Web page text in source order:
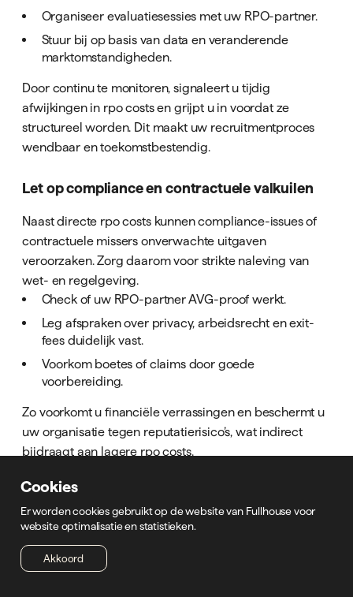
Cookies
Er worden cookies gebruikt op de website van Fullhouse voor
website optimalisatie en statistieken.
Akkoord
Organiseer evaluatiesessies met uw RPO-partner.
Stuur bij op basis van data en veranderende
marktomstandigheden.
Door continu te monitoren, signaleert u tijdig
afwijkingen in rpo costs en grijpt u in voordat ze
structureel worden. Dit maakt uw recruitmentproces
wendbaar en toekomstbestendig.
Let op compliance en contractuele valkuilen
Naast directe rpo costs kunnen compliance-issues of
contractuele missers onverwachte uitgaven
veroorzaken. Zorg daarom voor strikte naleving van
wet- en regelgeving.
Check of uw RPO-partner AVG-proof werkt.
Leg afspraken over privacy, arbeidsrecht en exit-
fees duidelijk vast.
Voorkom boetes of claims door goede
voorbereiding.
Zo voorkomt u financiële verrassingen en beschermt u
uw organisatie tegen reputatierisico’s, wat indirect
bijdraagt aan lagere rpo costs.
Praktijkvoorbeelden en Use Cases:
RPO Kosten en Besparingen in
Verschillende Organisaties